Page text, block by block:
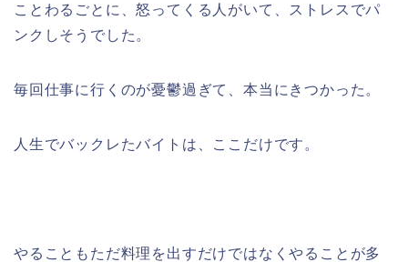
ことわるごとに、怒ってくる人がいて、ストレスでパ
ンクしそうでした。
毎回仕事に行くのが憂鬱過ぎて、本当にきつかった。
人生でバックレたバイトは、ここだけです。
やることもただ料理を出すだけではなくやることが多